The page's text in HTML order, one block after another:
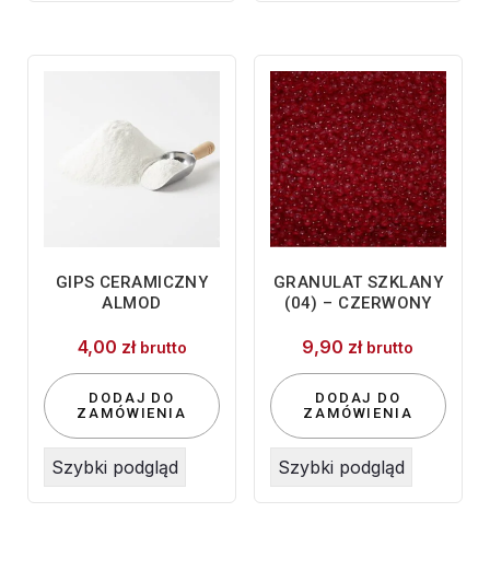
GIPS CERAMICZNY
ALMOD
4,00 zł brutto
DODAJ DO
ZAMÓWIENIA
Szybki podgląd
GRANULAT SZKLANY
(04) – CZERWONY
9,90 zł brutto
DODAJ DO
ZAMÓWIENIA
Szybki podgląd